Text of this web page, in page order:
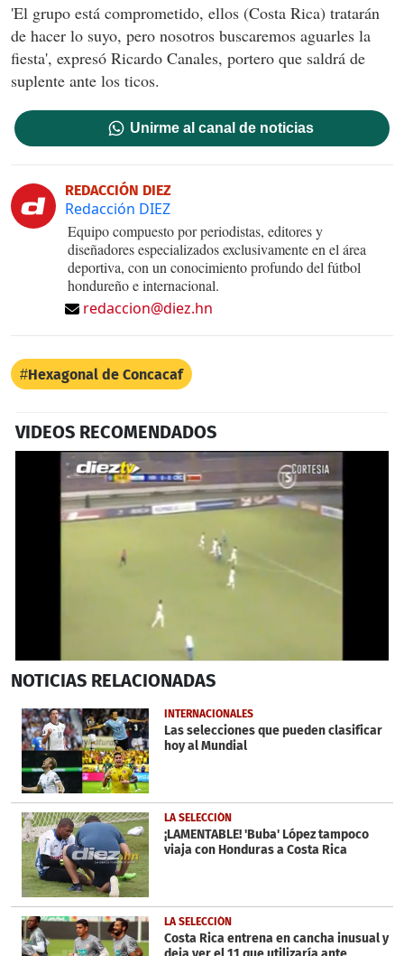
'El grupo está comprometido, ellos (Costa Rica) tratarán
de hacer lo suyo, pero nosotros buscaremos aguarles la
fiesta', expresó Ricardo Canales, portero que saldrá de
suplente ante los ticos.
Unirme al canal de noticias
REDACCIÓN DIEZ
Redacción DIEZ
Equipo compuesto por periodistas, editores y
diseñadores especializados exclusivamente en el área
deportiva, con un conocimiento profundo del fútbol
hondureño e internacional.
redaccion@diez.hn
Hexagonal de Concacaf
VIDEOS RECOMENDADOS
seconds
37
seconds
NOTICIAS RELACIONADAS
INTERNACIONALES
Las selecciones que pueden clasificar
hoy al Mundial
LA SELECCIÓN
¡LAMENTABLE! 'Buba' López tampoco
viaja con Honduras a Costa Rica
LA SELECCIÓN
Costa Rica entrena en cancha inusual y